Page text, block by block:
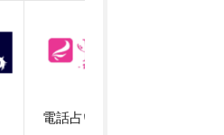
電話占いピュアリ